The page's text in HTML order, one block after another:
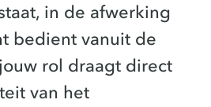
in de afwerking
bedient vanuit de
rol draagt direct
van het